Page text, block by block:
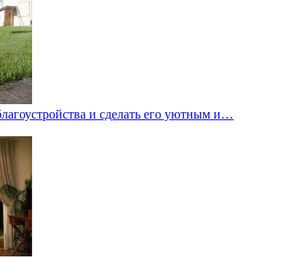
и сделать его уютным и…